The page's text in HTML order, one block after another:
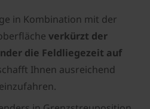
in Kombination mit der
verkürzt der
die Feldliegezeit auf
Ihnen ausreichend